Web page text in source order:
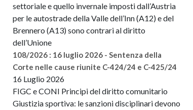
settoriale e quello invernale imposti dall’Austria
per le autostrade della Valle dell’Inn (A12) e del
Brennero (A13) sono contrari al diritto
dell’Unione
108/2026 : 16 luglio 2026 - Sentenza della
Corte nelle cause riunite C-424/24 e C-425/24
16 Luglio 2026
FIGC e CONI Principi del diritto comunitario
Giustizia sportiva: le sanzioni disciplinari devono